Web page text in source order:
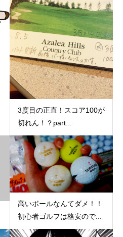
3度目の正直！スコア100が
切れん！？part...
高いボールなんてダメ！！
初心者ゴルフは格安ので...